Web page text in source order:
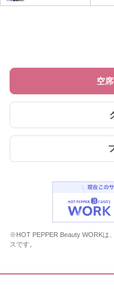
空
※HOT PEPPER Beauty WORKは
スです。